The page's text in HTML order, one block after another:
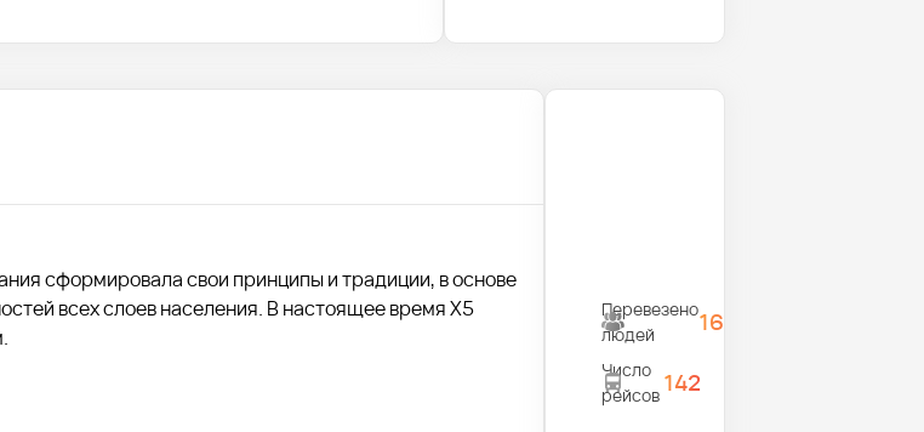
сформировала свои принципы и традиции, в основе
всех слоев населения. В настоящее время X5
Перевезено
людей
1680
Число
рейсов 142